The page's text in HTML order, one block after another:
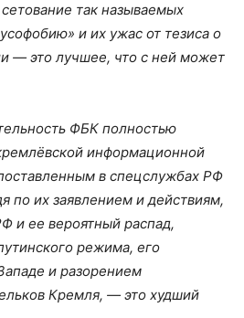
так называемых
и их ужас от тезиса о
— это лучшее, что с ней может
ФБК полностью
информационной
в спецслужбах РФ
по их заявлением и действиям,
и ее вероятный распад,
режима, его
и разорением
Кремля, — это худший